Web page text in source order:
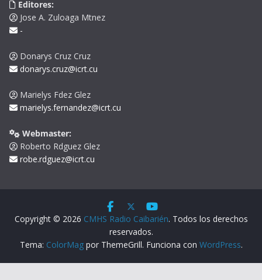
Editores:
Jose A. Zuloaga Mtnez
-
Donarys Cruz Cruz
donarys.cruz@icrt.cu
Marielys Fdez Glez
marielys.fernandez@icrt.cu
Webmaster:
Roberto Rdguez Glez
robe.rdguez@icrt.cu
Copyright © 2026 CMHS Radio Caibarién. Todos los derechos
reservados.
Tema: ColorMagpor ThemeGrill. Funciona con WordPress.